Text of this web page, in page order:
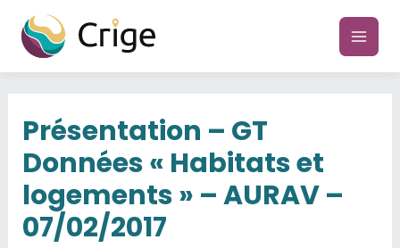
contenu
main
Présentation – GT
Données « Habitats et
logements » – AURAV –
07/02/2017